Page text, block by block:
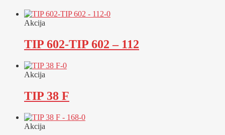
Akcija
TIP 602-TIP 602 – 112
Akcija
TIP 38 F
Akcija